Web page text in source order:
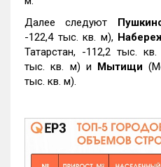
Далее следуют
-122,4 тыс. кв. м),
Татарстан, -112,2 тыс.
тыс. кв. м) и Мытищи
тыс. кв. м).